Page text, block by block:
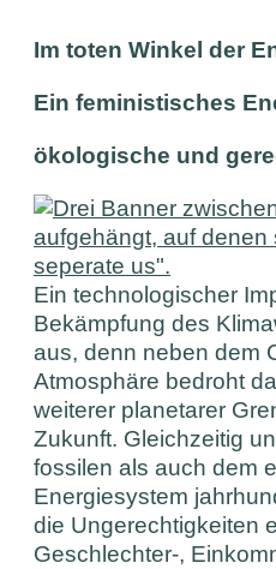
Im toten Winkel der
Ein feministisches
ökologische und
Ein technologischer
Bekämpfung des
aus, denn neben dem
Atmosphäre bedroht
weiterer planetarer
Zukunft. Gleichzeitig
fossilen als auch dem
Energiesystem
die Ungerechtigkeiten
Geschlechter-,